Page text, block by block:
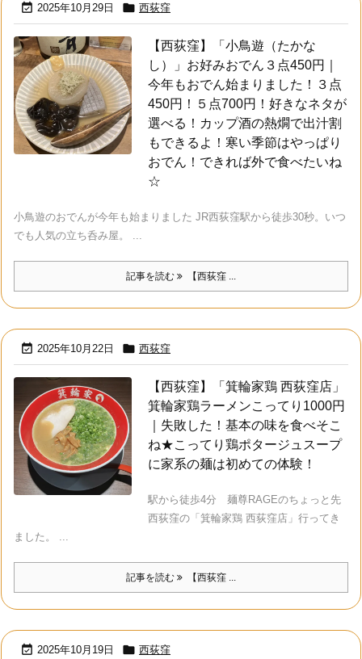
 2025年10月29日  西荻窪
【西荻窪】「小鳥遊（たかな
し）」お好みおでん３点450円｜
今年もおでん始まりました！３点
450円！５点700円！好きなネタが
選べる！カップ酒の熱燗で出汁割
もできるよ！寒い季節はやっぱり
おでん！できれば外で食べたいね
☆
小鳥遊のおでんが今年も始まりました JR西荻窪駅から徒歩30秒。いつ
でも人気の立ち呑み屋。 ...
記事を読む 【西荻窪 ...
 2025年10月22日  西荻窪
【西荻窪】「箕輪家鶏 西荻窪店」
箕輪家鶏ラーメンこってり1000円
｜失敗した！基本の味を食べそこ
ね★こってり鶏ポタージュスープ
に家系の麺は初めての体験！
駅から徒歩4分 麺尊RAGEのちょっと先
西荻窪の「箕輪家鶏 西荻窪店」行ってき
ました。 ...
記事を読む 【西荻窪 ...
 2025年10月19日  西荻窪